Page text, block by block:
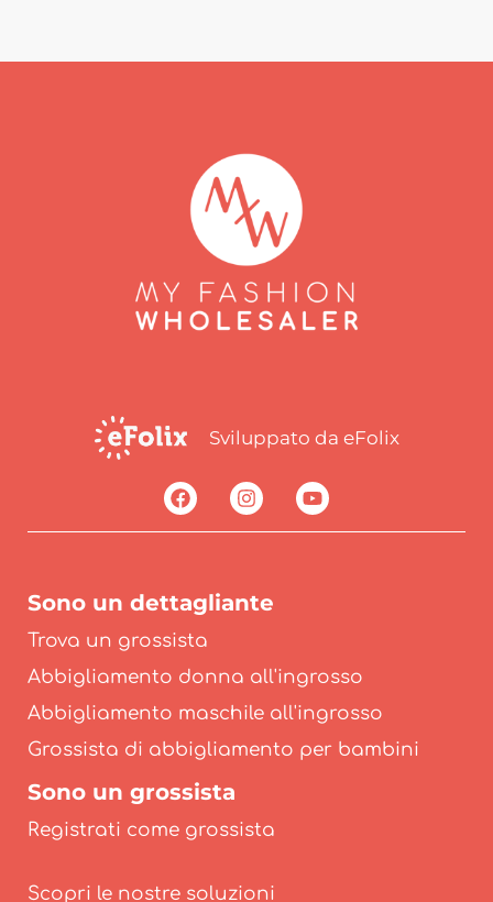
Sviluppato da eFolix
Sono un dettagliante
Trova un grossista
Abbigliamento donna all'ingrosso
Abbigliamento maschile all'ingrosso
Grossista di abbigliamento per bambini
Sono un grossista
Registrati come grossista
Scopri le nostre soluzioni